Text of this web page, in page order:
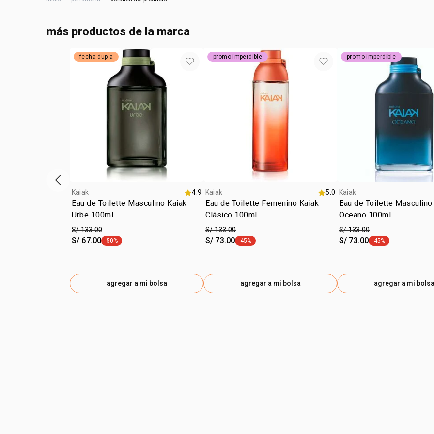
de Kaiak
más productos de la marca
fecha dupla
Kaiak 4.9
Eau de Toilette Masculino Kaiak
Urbe 100ml
S/ 133.00
S/ 67.00 etiqueta -50%
-50%
agregar a mi bolsa
promo imperdible
Kaiak 5.0
Eau de Toilette Femenino Kaiak
Clásico 100ml
S/ 133.00
S/ 73.00 etiqueta -45%
-45%
agregar a mi bolsa
promo imperdible
Kaiak
Eau de Toilette Masculino
Oceano 100ml
S/ 133.00
S/ 73.00 etiqueta -45%
-45%
agregar a mi bolsa
vitrina de productos anterior